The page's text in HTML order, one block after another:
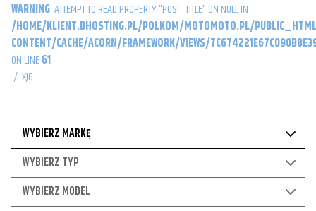
WARNING : ATTEMPT TO READ PROPERTY "POST_TITLE" ON NULL IN
/HOME/KLIENT.DHOSTING.PL/POLKOM/MOTOMOTO.PL/
CONTENT/CACHE/ACORN/FRAMEWORK/VIEWS/
ON LINE61
/ XJ6
WYBIERZ MARKĘ
WYBIERZ TYP
WYBIERZ MODEL